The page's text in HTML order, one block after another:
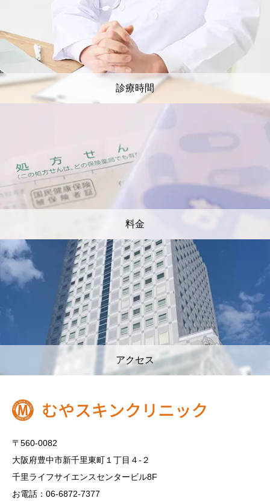
診療時間
料金
アクセス
〒560-0082
大阪府豊中市新千里東町１丁目４‐２
千里ライフサイエンスセンタービル8F
お電話：06-6872-7377